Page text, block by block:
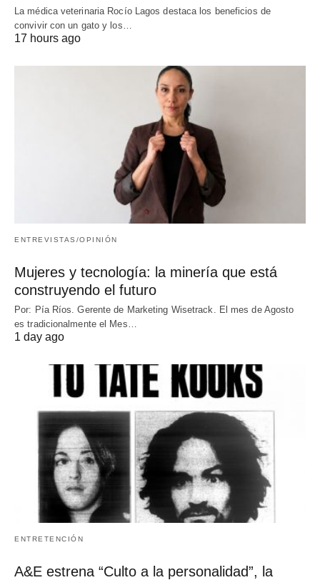
La médica veterinaria Rocío Lagos destaca los beneficios de
convivir con un gato y los…
17 hours ago
ENTREVISTAS/OPINIÓN
Mujeres y tecnología: la minería que está
construyendo el futuro
Por: Pía Ríos. Gerente de Marketing Wisetrack. El mes de Agosto
es tradicionalmente el Mes…
1 day ago
ENTRETENCIÓN
A&E estrena “Culto a la personalidad”, la